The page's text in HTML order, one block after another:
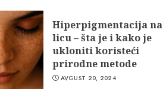
Pilates: zdravstvene
prednosti i uticaj na
telo i um
Hiperpigmentacija na
licu – šta je i kako je
ukloniti koristeći
prirodne metode
AVGUST 20, 2024